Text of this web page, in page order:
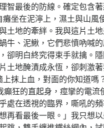
智最後的防線。確定包含
在泥濘上，濕土與山風使
土地的牽絆。我與這片土
牛、泥鰍，它們悲憤吶喊
卻明白終究得束手就擒。
土地醃漬成永恆，卻刺激
上血，對面的你知道嗎？
狂的直起身，痙攣的電流
處在透視的臨界，嘶吼的
再看最後一眼。」我只想